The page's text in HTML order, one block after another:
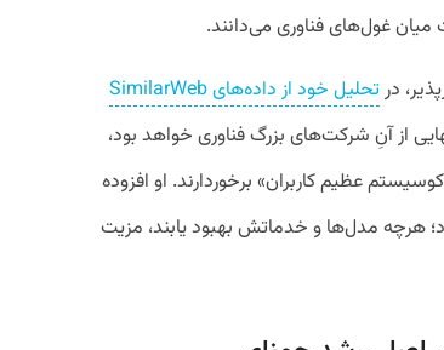
میان غول‌های فناوری می‌دانند.
درتحلیل خود از داده‌های SimilarWeb
از آنِ شرکت‌های بزرگ فناوری خواهد بود،
عظیم کاربران» برخوردارند. او افزوده
هرچه مدل‌ها و خدماتش بهبود یابند، مزیت